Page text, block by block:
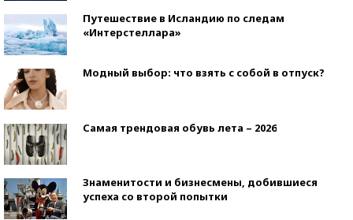
Путешествие в Исландию по следам
«Интерстеллара»
Модный выбор: что взять с собой в отпуск?
Самая трендовая обувь лета – 2026
Знаменитости и бизнесмены, добившиеся
успеха со второй попытки